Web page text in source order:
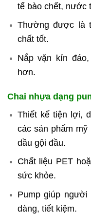
tế bào chết, nước
Thường được là
chất tốt.
Nắp vặn kín
hơn.
Chai nhựa dạng
Thiết kế tiện lợi,
các sản phẩm
dầu gội đầu.
Chất liệu PET
sức khỏe.
Pump giúp
dàng, tiết kiệm.